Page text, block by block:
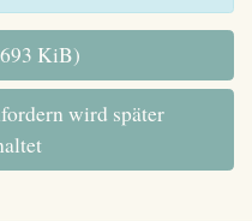
KiB)
wird später